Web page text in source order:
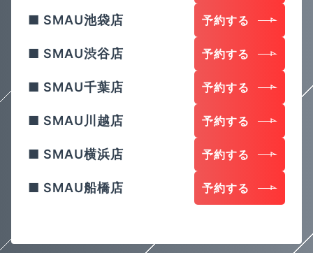
SMAU池袋店 予約する
SMAU渋谷店 予約する
SMAU千葉店 予約する
SMAU川越店 予約する
SMAU横浜店 予約する
SMAU船橋店 予約する